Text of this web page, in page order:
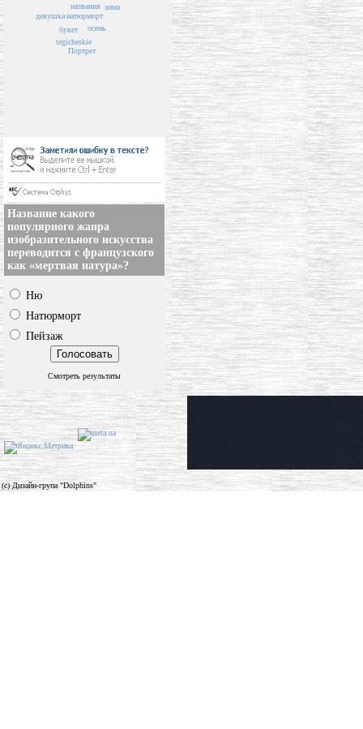
названия
натюрморт
зима
осень
букет
tegicheskie
Портрет
девушка
Название какого
популярного жанра
изобразительного искусства
переводится с французского
как «мертвая натура»?
Ню
Натюрморт
Пейзаж
Смотреть результаты
(c) Дизайн-група "Dolphins"